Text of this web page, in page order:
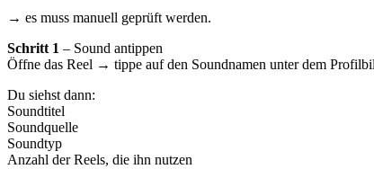
→ es muss manuell geprüft werden.
Schritt 1 – Sound antippen
Öffne das Reel → tippe auf den Soundnamen unter dem
Du siehst dann:
Soundtitel
Soundquelle
Soundtyp
Anzahl der Reels, die ihn nutzen